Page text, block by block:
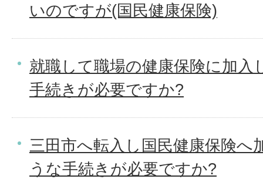
いのですが(国民健康保険)
就職して職場の健康保険に加入
手続きが必要ですか?
三田市へ転入し国民健康保険へ
うな手続きが必要ですか?